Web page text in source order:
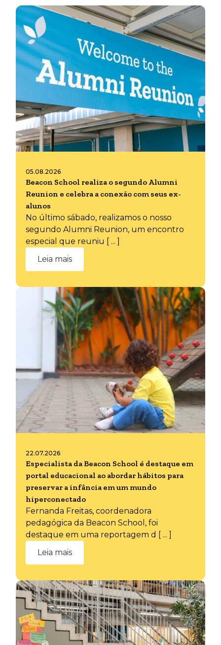
05.08.2026
Beacon School realiza o segundo Alumni
Reunion e celebra a conexão com seus ex-
alunos
No último sábado, realizamos o nosso
segundo Alumni Reunion, um encontro
especial que reuniu [ ... ]
Leia mais
22.07.2026
Especialista da Beacon School é destaque em
portal educacional ao abordar hábitos para
preservar a infância em um mundo
hiperconectado
Fernanda Freitas, coordenadora
pedagógica da Beacon School, foi
destaque em uma reportagem d [ ... ]
Leia mais